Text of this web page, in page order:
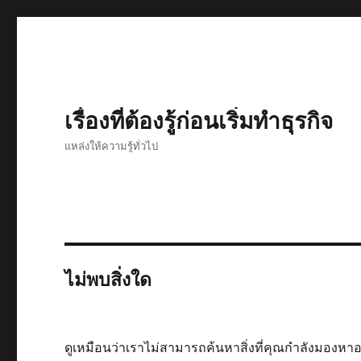
เรื่องที่ต้องรู้ก่อนเริ่มทำธุรกิจ
แหล่งให้ความรู้ทั่วไป
ไม่พบสิ่งใด
ดูเหมือนว่าเราไม่สามารถค้นหาสิ่งที่คุณกำลังมองห